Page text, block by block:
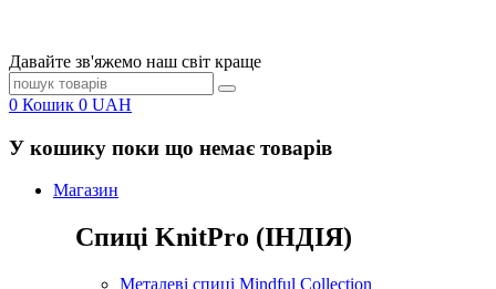
Давайте зв'яжемо наш світ краще
0 Кошик 0 UAH
У кошику поки що немає товарів
Магазин
Спиці KnitPro (ІНДІЯ)
Металеві спиці Mindful Collection